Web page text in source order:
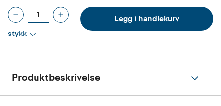
stykk
Legg i handlekurv
Produktbeskrivelse